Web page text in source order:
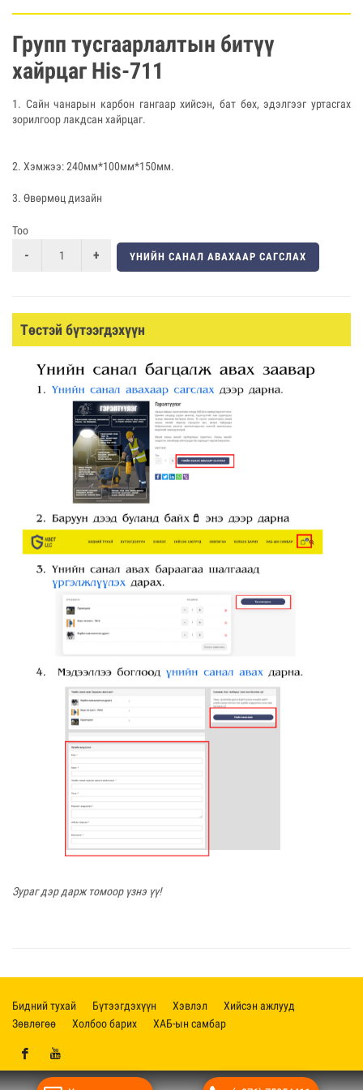
Групп тусгаарлалтын битүү
хайрцаг His-711
1. Сайн чанарын карбон гангаар хийсэн, бат бөх, эдэлгээг уртасгах
зорилгоор лакдсан хайрцаг.
2. Хэмжээ: 240мм*100мм*150мм.
3. Өвөрмөц дизайн
Тоо
ҮНИЙН САНАЛ АВАХААР САГСЛАХ
Төстэй бүтээгдэхүүн
Зураг дэр дарж томоор үзнэ үү!
Бидний тухай Бүтээгдэхүүн Хэвлэл
Хийсэн ажлууд
Зөвлөгөө
Холбоо барих ХАБ-ын самбар